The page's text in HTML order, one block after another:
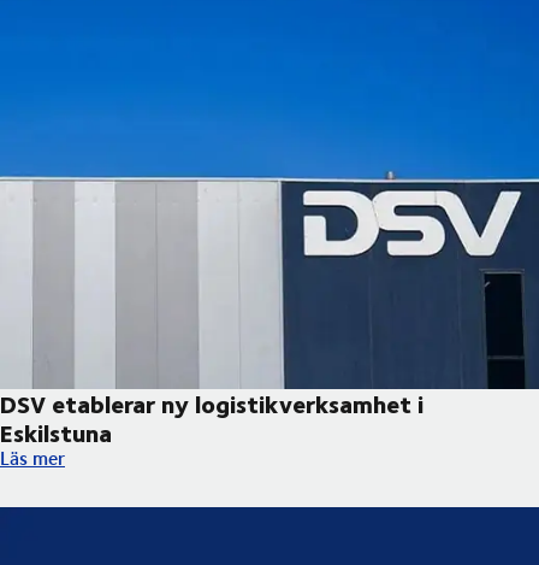
DSV etablerar ny logistikverksamhet i
Eskilstuna
DSV etablerar ny logistikverksamhet i Eskilstuna
Läs mer